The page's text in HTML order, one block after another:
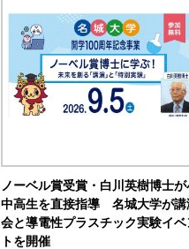
ノーベル賞受賞・白川英樹博士が
中高生を直接指導 名城大学が講
会と導電性プラスチック実験イベ
トを開催